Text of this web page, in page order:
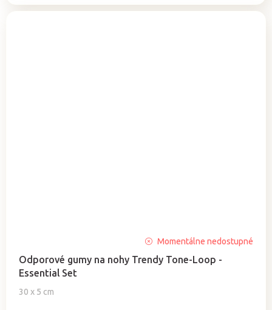
Odporové gumy na nohy Trendy Tone-Loop -
Essential Set
30 x 5 cm
hodnotenie
produktu
je
5,0
Momentálne nedostupné